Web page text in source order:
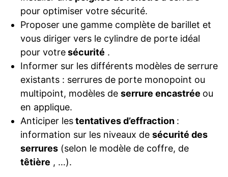
pour optimiser votre sécurité.
Proposer une gamme complète de barillet et
vous diriger vers le cylindre de porte idéal
pour votresécurité .
Informer sur les différents modèles de serrure
existants : serrures de porte monopoint ou
multipoint, modèles de serrure encastrée ou
en applique.
Anticiper lestentatives d’effraction :
information sur les niveaux de sécurité des
serrures(selon le modèle de coffre, de
têtière , …).